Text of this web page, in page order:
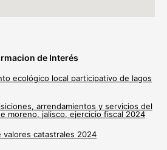
de Interés
ecológico local participativo de lagos
arrendamientos y servicios del
moreno, jalisco, ejercicio fiscal 2024
catastrales 2024